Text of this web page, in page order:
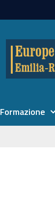
Formazione